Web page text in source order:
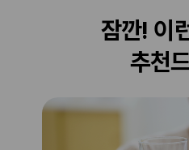
잠깐! 이
추천